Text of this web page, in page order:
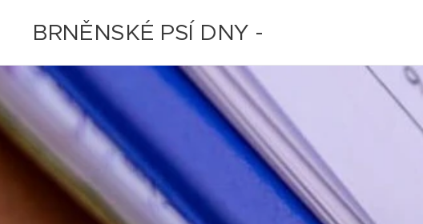
BRNĚNSKÉ PSÍ DNY -
11.-12.7.2020 - ZRUŠENO